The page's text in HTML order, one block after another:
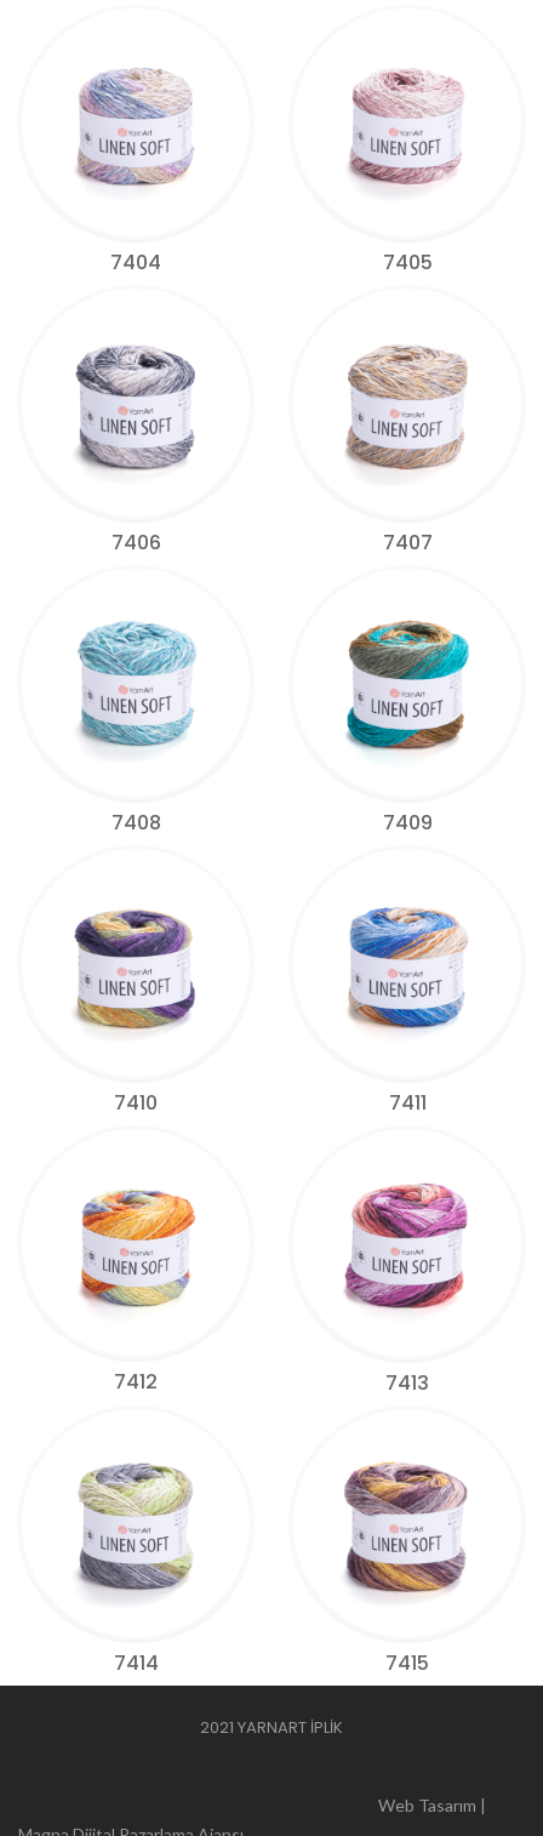
7404 7405
7406 7407
7408 7409
7410 7411
7412 7413
7414 7415
2021 YARNART İPLİK
Web Tasarım |